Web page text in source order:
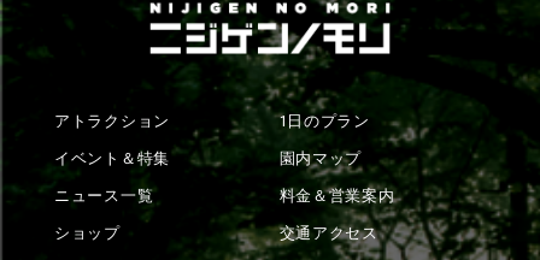
アトラクション
イベント＆特集
ニュース一覧
ショップ
1日のプラン
園内マップ
料金＆営業案内
交通アクセス